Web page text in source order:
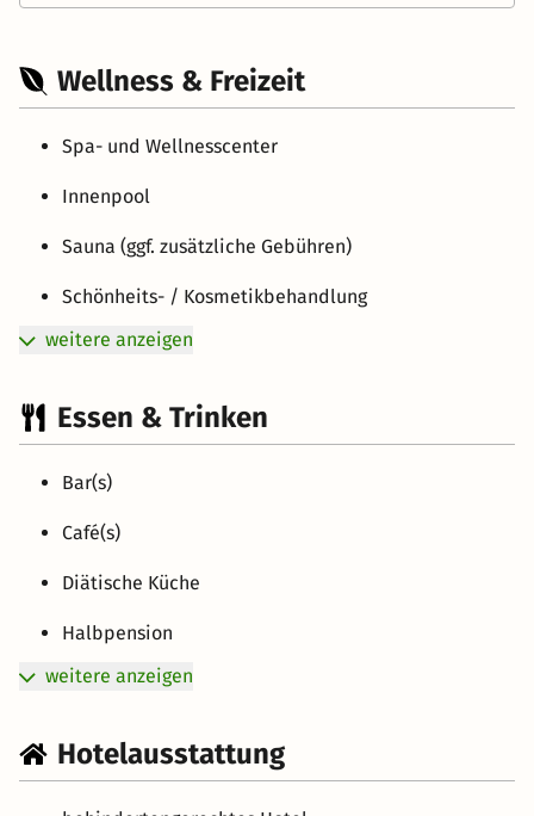
Wellness & Freizeit
Spa- und Wellnesscenter
Innenpool
Sauna (ggf. zusätzliche Gebühren)
Schönheits- / Kosmetikbehandlung
weitere anzeigen
Essen & Trinken
Bar(s)
Café(s)
Diätische Küche
Halbpension
weitere anzeigen
Hotelausstattung